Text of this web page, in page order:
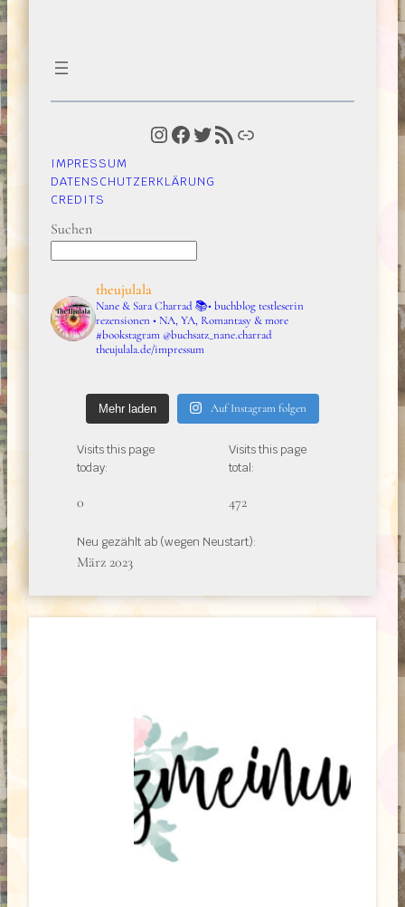
Instagram Facebook Twitter RSS-Feed Link
IMPRESSUM
DATENSCHUTZERKLÄRUNG
CREDITS
Suchen
theujulala
Nane & Sara Charrad📚• buchblog testleserin
rezensionen • NA, YA, Romantasy & more
#bookstagram @buchsatz_nane.charrad
theujulala.de/impressum
Mehr laden Auf Instagram folgen
Visits this page
today:
0
Visits this page
total:
472
Neu gezählt ab (wegen Neustart):
März 2023